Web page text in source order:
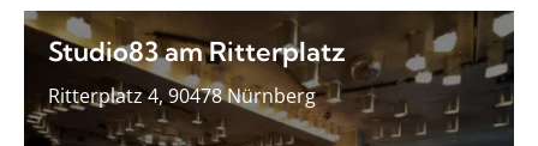
Studio83 am Ritterplatz
Ritterplatz 4, 90478 Nürnberg